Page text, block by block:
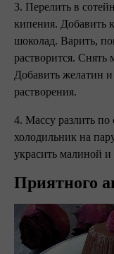
3. Перелить в
кипения. Добавить
шоколад. Варить,
растворится. Снять
Добавить желатин
растворения.
4. Массу разлить
холодильник на
украсить малиной
Приятного